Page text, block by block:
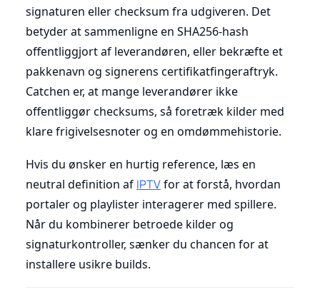
signaturen eller checksum fra udgiveren. Det
betyder at sammenligne en SHA256-hash
offentliggjort af leverandøren, eller bekræfte et
pakkenavn og signerens certifikatfingeraftryk.
Catchen er, at mange leverandører ikke
offentliggør checksums, så foretræk kilder med
klare frigivelsesnoter og en omdømmehistorie.
Hvis du ønsker en hurtig reference, læs en
neutral definition af IPTVfor at forstå, hvordan
portaler og playlister interagerer med spillere.
Når du kombinerer betroede kilder og
signaturkontroller, sænker du chancen for at
installere usikre builds.